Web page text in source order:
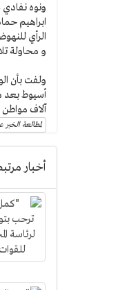
ونوه
ابراهيم
الرأي
و محاولة
ولفت بأن
آلاف مواطن
لمطالعة الخبر
أخبار